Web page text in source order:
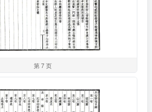
第 7 页